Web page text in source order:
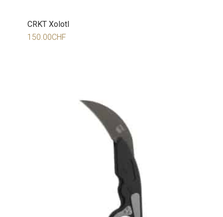
CRKT Xolotl
150.00CHF